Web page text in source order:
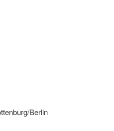
Berlin